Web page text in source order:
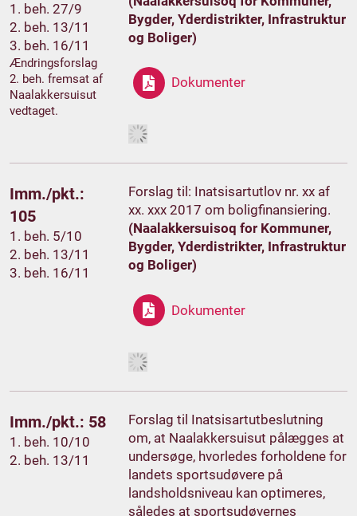
1. beh. 27/9
2. beh. 13/11
3. beh. 16/11
Ændringsforslag
2. beh. fremsat af
Naalakkersuisut
vedtaget.
Bygder, Yderdistrikter, Infrastruktur
og Boliger)
Dokumenter
Imm./pkt.:
105
1. beh. 5/10
2. beh. 13/11
3. beh. 16/11
Forslag til: Inatsisartutlov nr. xx af
xx. xxx 2017 om boligfinansiering.
(Naalakkersuisoq for Kommuner,
Bygder, Yderdistrikter, Infrastruktur
og Boliger)
Dokumenter
Imm./pkt.: 58
1. beh. 10/10
2. beh. 13/11
Forslag til Inatsisartutbeslutning
om, at Naalakkersuisut pålægges at
undersøge, hvorledes forholdene for
landets sportsudøvere på
landsholdsniveau kan optimeres,
således at sportsudøvernes